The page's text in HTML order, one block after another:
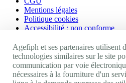
Mentions légales
Politique cookies
Accessibilité : non conforme
Nos autres sites
Site portail Agefiph
Activateur de progrès
Agefiph et ses partenaires utilisent
technologies similaires sur le site
communication par voie
nécessaires à la fourniture d'un